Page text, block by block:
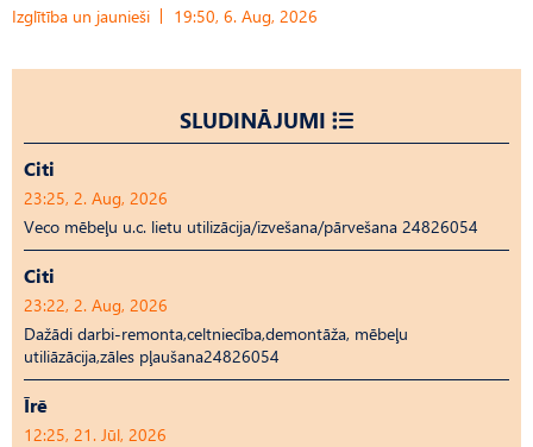
Izglītība un jaunieši 19:50, 6. Aug, 2026
SLUDINĀJUMI
Citi
23:25, 2. Aug, 2026
Veco mēbeļu u.c. lietu utilizācija/izvešana/pārvešana 24826054
Citi
23:22, 2. Aug, 2026
Dažādi darbi-remonta,celtniecība,demontāža, mēbeļu
utiliāzācija,zāles pļaušana24826054
Īrē
12:25, 21. Jūl, 2026